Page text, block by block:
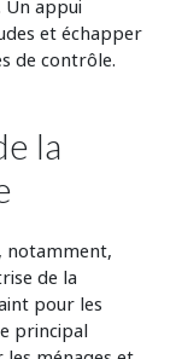
Un appui
et échapper
de contrôle.
la
notamment,
de la
pour les
principal